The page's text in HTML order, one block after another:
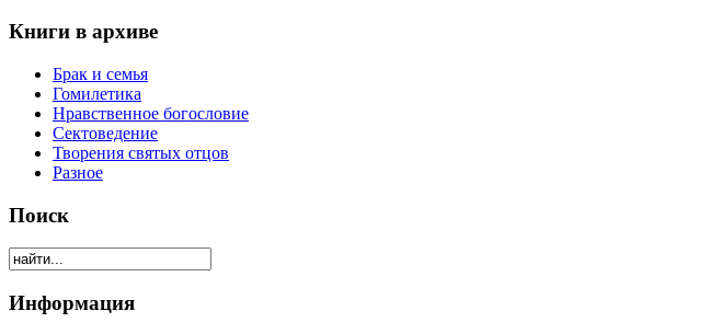
Книги в архиве
Брак и семья
Гомилетика
Нравственное богословие
Сектоведение
Творения святых отцов
Разное
Поиск
Информация